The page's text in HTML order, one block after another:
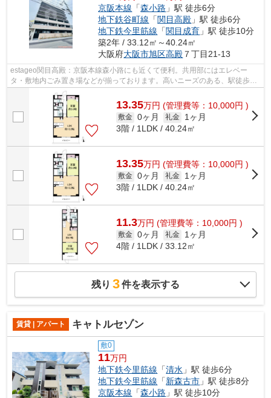
京阪本線 「森小路 」駅 徒歩6分
地下鉄谷町線 「関目高殿 」駅 徒歩6分
地下鉄今里筋線 「関目成育 」駅 徒歩10分
築2年 / 33.12㎡～40.24㎡
大阪府大阪市旭区高殿 ７丁目21-13
estageo関目高殿：京阪本線森小路にも近くて便利。共用部にはエレベー
タ・敷地内ごみ置き場などが揃っております。高いニーズのある、駅徒歩6
分の物件です。こちらのマンションでは初...
13.35万円 (管理費等：10,000円 )
敷金 0ヶ月 礼金
1ヶ月
3階 / 1LDK / 40.24㎡
13.35万円 (管理費等：10,000円 )
敷金 0ヶ月 礼金
1ヶ月
3階 / 1LDK / 40.24㎡
11.3万円 (管理費等：10,000円 )
敷金 0ヶ月 礼金
1ヶ月
4階 / 1LDK / 33.12㎡
残り 3件を表示する
賃貸 | アパート キャトルセゾン
敷0
11万円
地下鉄今里筋線 「清水 」駅 徒歩6分
地下鉄今里筋線 「新森古市 」駅 徒歩8分
京阪本線 「森小路 」駅 徒歩10分